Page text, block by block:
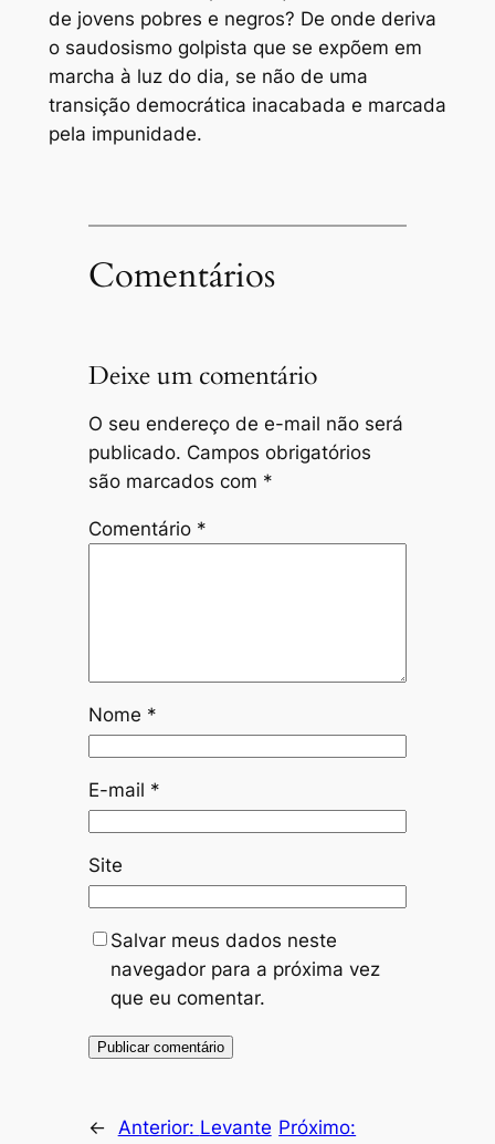
de jovens pobres e negros? De onde deriva
o saudosismo golpista que se expõem em
marcha à luz do dia, se não de uma
transição democrática inacabada e marcada
pela impunidade.
Comentários
Deixe um comentário
O seu endereço de e-mail não será
publicado. Campos obrigatórios
são marcados com *
Comentário *
Nome *
E-mail *
Site
Salvar meus dados neste
navegador para a próxima vez
que eu comentar.
← Anterior: Levante Próximo: